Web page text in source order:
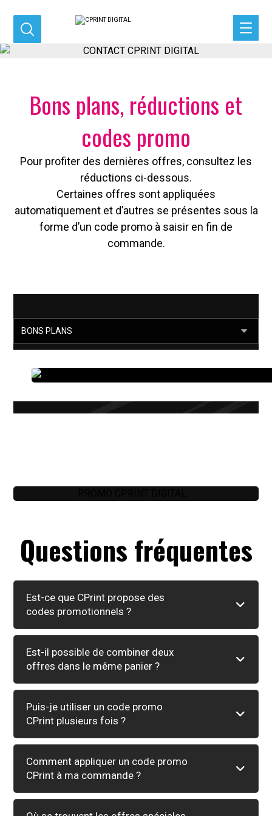
Bons plans, réductions et
codes promo
Pour profiter des dernières offres, consultez les
réductions ci-dessous.
Certaines offres sont appliquées
automatiquement et d’autres se présentes sous la
forme d’un code promo à saisir en fin de
commande.
Questions fréquentes
Est-ce que CPrint propose des
codes promotionnels ?
Est-il possible de combiner deux
offres dans le même panier ?
Puis-je utiliser un code promo
CPrint plusieurs fois ?
Comment appliquer un code promo
CPrint à ma commande ?